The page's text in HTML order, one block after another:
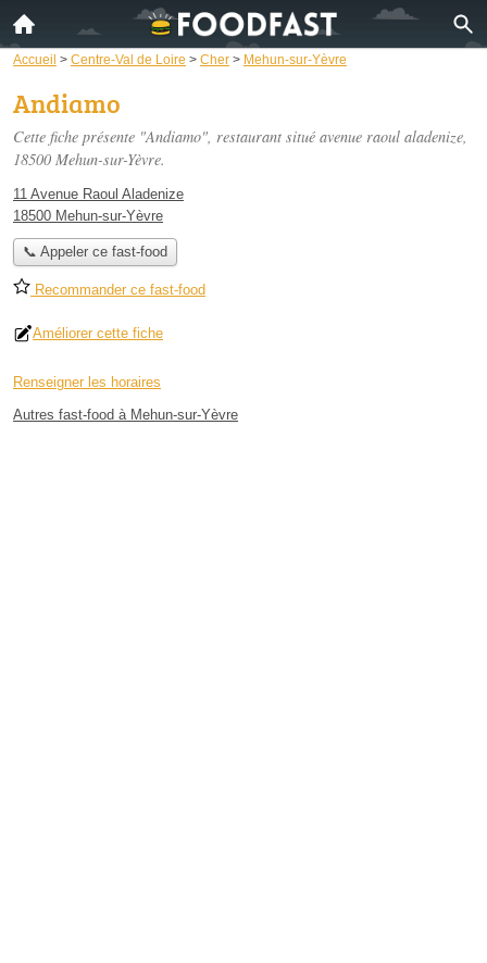
Accueil > Centre-Val de Loire > Cher > Mehun-sur-Yèvre
Andiamo
Cette fiche présente "Andiamo", restaurant situé avenue raoul aladenize,
18500 Mehun-sur-Yèvre.
11 Avenue Raoul Aladenize
18500 Mehun-sur-Yèvre
📞 Appeler ce fast-food
Recommander ce fast-food
Améliorer cette fiche
Renseigner les horaires
Autres fast-food à Mehun-sur-Yèvre